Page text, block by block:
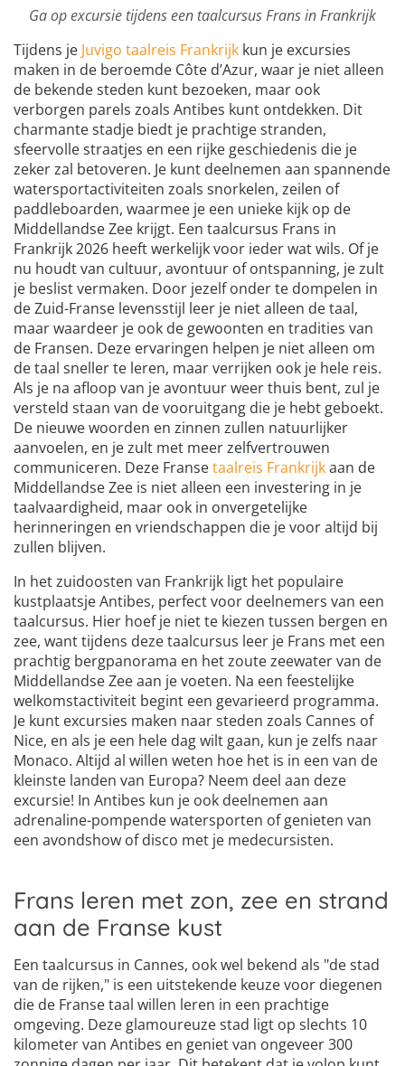
Ga op excursie tijdens een taalcursus Frans in Frankrijk
Tijdens je Juvigo taalreis Frankrijk kun je excursies
maken in de beroemde Côte d’Azur, waar je niet alleen
de bekende steden kunt bezoeken, maar ook
verborgen parels zoals Antibes kunt ontdekken. Dit
charmante stadje biedt je prachtige stranden,
sfeervolle straatjes en een rijke geschiedenis die je
zeker zal betoveren. Je kunt deelnemen aan spannende
watersportactiviteiten zoals snorkelen, zeilen of
paddleboarden, waarmee je een unieke kijk op de
Middellandse Zee krijgt. Een taalcursus Frans in
Frankrijk 2026 heeft werkelijk voor ieder wat wils. Of je
nu houdt van cultuur, avontuur of ontspanning, je zult
je beslist vermaken. Door jezelf onder te dompelen in
de Zuid-Franse levensstijl leer je niet alleen de taal,
maar waardeer je ook de gewoonten en tradities van
de Fransen. Deze ervaringen helpen je niet alleen om
de taal sneller te leren, maar verrijken ook je hele reis.
Als je na afloop van je avontuur weer thuis bent, zul je
versteld staan van de vooruitgang die je hebt geboekt.
De nieuwe woorden en zinnen zullen natuurlijker
aanvoelen, en je zult met meer zelfvertrouwen
communiceren. Deze Fransetaalreis Frankrijkaan de
Middellandse Zee is niet alleen een investering in je
taalvaardigheid, maar ook in onvergetelijke
herinneringen en vriendschappen die je voor altijd bij
zullen blijven.
In het zuidoosten van Frankrijk ligt het populaire
kustplaatsje Antibes, perfect voor deelnemers van een
taalcursus. Hier hoef je niet te kiezen tussen bergen en
zee, want tijdens deze taalcursus leer je Frans met een
prachtig bergpanorama en het zoute zeewater van de
Middellandse Zee aan je voeten. Na een feestelijke
welkomstactiviteit begint een gevarieerd programma.
Je kunt excursies maken naar steden zoals Cannes of
Nice, en als je een hele dag wilt gaan, kun je zelfs naar
Monaco. Altijd al willen weten hoe het is in een van de
kleinste landen van Europa? Neem deel aan deze
excursie! In Antibes kun je ook deelnemen aan
adrenaline-pompende watersporten of genieten van
een avondshow of disco met je medecursisten.
Frans leren met zon, zee en strand
aan de Franse kust
Een taalcursus in Cannes, ook wel bekend als "de stad
van de rijken," is een uitstekende keuze voor diegenen
die de Franse taal willen leren in een prachtige
omgeving. Deze glamoureuze stad ligt op slechts 10
kilometer van Antibes en geniet van ongeveer 300